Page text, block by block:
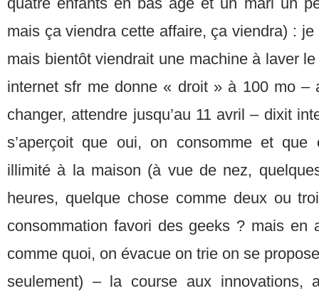
mais ça viendra cette affaire, ça viendra) : je
mais bientôt viendrait une machine à laver
internet sfr me donne « droit » à 100 mo –
changer, attendre jusqu’au 11 avril – dixit
s’aperçoit que oui, on consomme et que
illimité à la maison (à vue de nez,
heures, quelque chose comme deux ou
consommation favori des geeks ? mais en
comme quoi, on évacue on trie on se
seulement) – la course aux innovations,